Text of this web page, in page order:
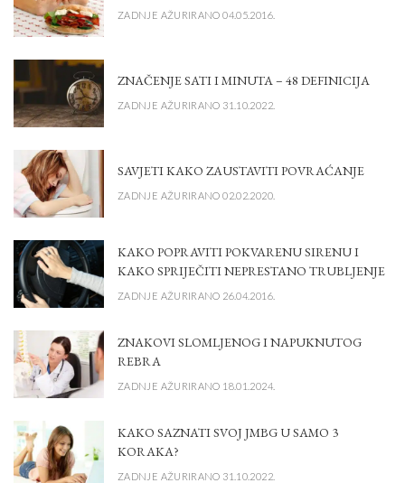
ZADNJE AŽURIRANO 04.05.2016.
ZNAČENJE SATI I MINUTA – 48 DEFINICIJA
ZADNJE AŽURIRANO 31.10.2022.
SAVJETI KAKO ZAUSTAVITI POVRAĆANJE
ZADNJE AŽURIRANO 02.02.2020.
KAKO POPRAVITI POKVARENU SIRENU I
KAKO SPRIJEČITI NEPRESTANO TRUBLJENJE
ZADNJE AŽURIRANO 26.04.2016.
ZNAKOVI SLOMLJENOG I NAPUKNUTOG
REBRA
ZADNJE AŽURIRANO 18.01.2024.
KAKO SAZNATI SVOJ JMBG U SAMO 3
KORAKA?
ZADNJE AŽURIRANO 31.10.2022.